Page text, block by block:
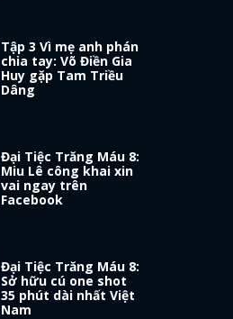
Tập 3 Vì mẹ anh phán
chia tay: Võ Điền Gia
Huy gặp Tam Triều
Dâng
Đại Tiệc Trăng Máu 8:
Miu Lê công khai xin
vai ngay trên
Facebook
Đại Tiệc Trăng Máu 8:
Sở hữu cú one shot
35 phút dài nhất Việt
Nam